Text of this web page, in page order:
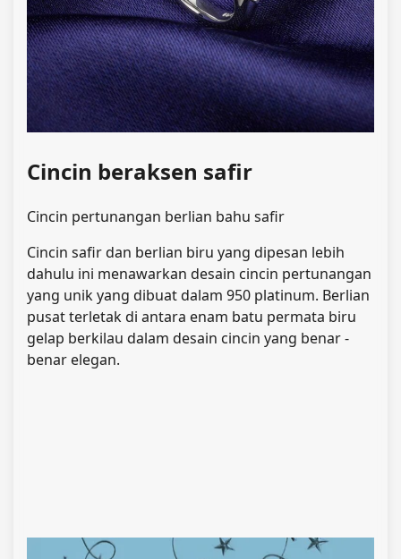
Cincin beraksen safir
Cincin pertunangan berlian bahu safir
Cincin safir dan berlian biru yang dipesan lebih
dahulu ini menawarkan desain cincin pertunangan
yang unik yang dibuat dalam 950 platinum. Berlian
pusat terletak di antara enam batu permata biru
gelap berkilau dalam desain cincin yang benar -
benar elegan.